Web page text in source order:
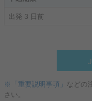
出発 3 日前
※「重要説明事項」 などの
さい。